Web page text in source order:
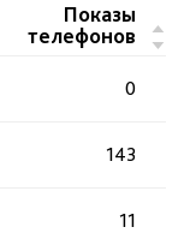
Показы
телефонов
▲
▼
0
143
11